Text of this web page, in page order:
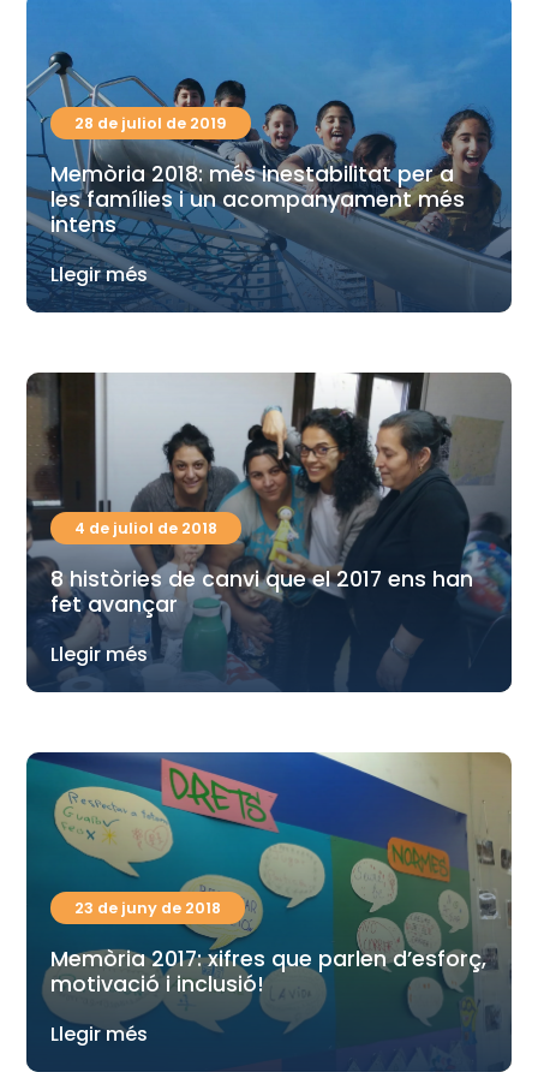
Memòria 2018: més inestabilitat per a
les famílies i un acompanyament més
intens
28 de juliol de 2019
Llegir més
8 històries de canvi que el 2017 ens han
fet avançar
4 de juliol de 2018
Llegir més
Memòria 2017: xifres que parlen d’esforç,
motivació i inclusió!
23 de juny de 2018
Llegir més